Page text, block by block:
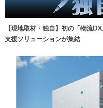
【現地取材・独自】初の「物流
支援ソリューションが集結